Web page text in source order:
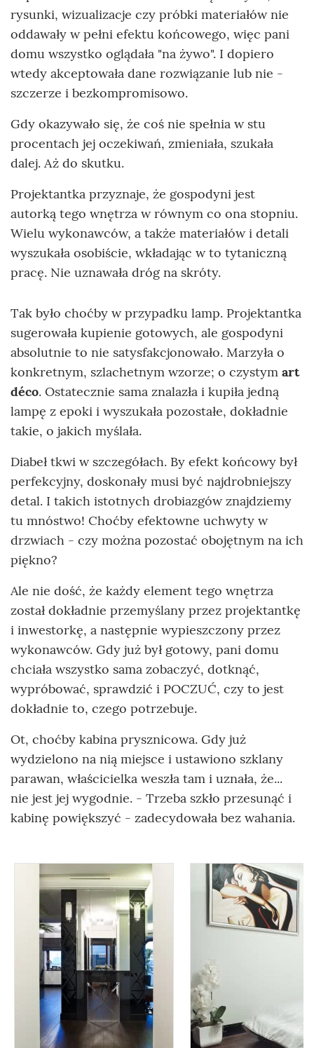
rysunki, wizualizacje czy próbki materiałów nie
oddawały w pełni efektu końcowego, więc pani
domu wszystko oglądała "na żywo". I dopiero
wtedy akceptowała dane rozwiązanie lub nie -
szczerze i bezkompromisowo.
Gdy okazywało się, że coś nie spełnia w stu
procentach jej oczekiwań, zmieniała, szukała
dalej. Aż do skutku.
Projektantka przyznaje, że gospodyni jest
autorką tego wnętrza w równym co ona stopniu.
Wielu wykonawców, a także materiałów i detali
wyszukała osobiście, wkładając w to tytaniczną
pracę. Nie uznawała dróg na skróty.
Tak było choćby w przypadku lamp. Projektantka
sugerowała kupienie gotowych, ale gospodyni
absolutnie to nie satysfakcjonowało. Marzyła o
konkretnym, szlachetnym wzorze; o czystym art
déco. Ostatecznie sama znalazła i kupiła jedną
lampę z epoki i wyszukała pozostałe, dokładnie
takie, o jakich myślała.
Diabeł tkwi w szczegółach. By efekt końcowy był
perfekcyjny, doskonały musi być najdrobniejszy
detal. I takich istotnych drobiazgów znajdziemy
tu mnóstwo! Choćby efektowne uchwyty w
drzwiach - czy można pozostać obojętnym na ich
piękno?
Ale nie dość, że każdy element tego wnętrza
został dokładnie przemyślany przez projektantkę
i inwestorkę, a następnie wypieszczony przez
wykonawców. Gdy już był gotowy, pani domu
chciała wszystko sama zobaczyć, dotknąć,
wypróbować, sprawdzić i POCZUĆ, czy to jest
dokładnie to, czego potrzebuje.
Ot, choćby kabina prysznicowa. Gdy już
wydzielono na nią miejsce i ustawiono szklany
parawan, właścicielka weszła tam i uznała, że...
nie jest jej wygodnie. - Trzeba szkło przesunąć i
kabinę powiększyć - zadecydowała bez wahania.